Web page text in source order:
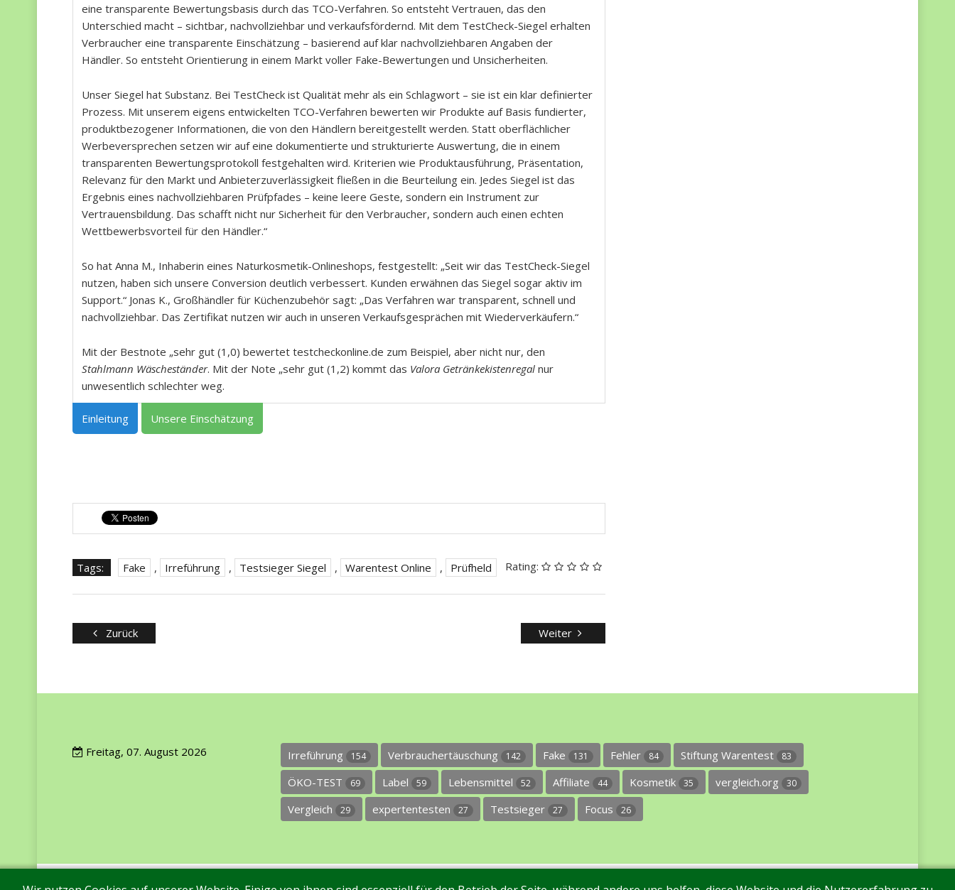
eine transparente Bewertungsbasis durch das TCO-Verfahren. So entsteht Vertrauen, das den
Unterschied macht – sichtbar, nachvollziehbar und verkaufsfördernd. Mit dem TestCheck-Siegel erhalten
Verbraucher eine transparente Einschätzung – basierend auf klar nachvollziehbaren Angaben der
Händler. So entsteht Orientierung in einem Markt voller Fake-Bewertungen und Unsicherheiten.
Unser Siegel hat Substanz. Bei TestCheck ist Qualität mehr als ein Schlagwort – sie ist ein klar definierter
Prozess. Mit unserem eigens entwickelten TCO-Verfahren bewerten wir Produkte auf Basis fundierter,
produktbezogener Informationen, die von den Händlern bereitgestellt werden. Statt oberflächlicher
Werbeversprechen setzen wir auf eine dokumentierte und strukturierte Auswertung, die in einem
transparenten Bewertungsprotokoll festgehalten wird. Kriterien wie Produktausführung, Präsentation,
Relevanz für den Markt und Anbieterzuverlässigkeit fließen in die Beurteilung ein. Jedes Siegel ist das
Ergebnis eines nachvollziehbaren Prüfpfades – keine leere Geste, sondern ein Instrument zur
Vertrauensbildung. Das schafft nicht nur Sicherheit für den Verbraucher, sondern auch einen echten
Wettbewerbsvorteil für den Händler.“
So hat Anna M., Inhaberin eines Naturkosmetik-Onlineshops, festgestellt: „Seit wir das TestCheck-Siegel
nutzen, haben sich unsere Conversion deutlich verbessert. Kunden erwähnen das Siegel sogar aktiv im
Support.“ Jonas K., Großhändler für Küchenzubehör sagt: „Das Verfahren war transparent, schnell und
nachvollziehbar. Das Zertifikat nutzen wir auch in unseren Verkaufsgesprächen mit Wiederverkäufern.“
Mit der Bestnote „sehr gut (1,0) bewertet testcheckonline.de zum Beispiel, aber nicht nur, den
Stahlmann Wäscheständer. Mit der Note „sehr gut (1,2) kommt das Valora Getränkekistenregal nur
unwesentlich schlechter weg.
Einleitung Unsere Einschätzung
Tags: Fake , Irreführung , Testsieger Siegel , Warentest Online , Prüfheld Rating:
Zurück Weiter
Freitag, 07. August 2026 Irreführung 154 Verbrauchertäuschung 142 Fake 131 Fehler 84 Stiftung Warentest 83
ÖKO-TEST 69 Label 59 Lebensmittel 52 Affiliate 44 Kosmetik 35 vergleich.org 30
Vergleich 29 expertentesten 27 Testsieger 27 Focus 26